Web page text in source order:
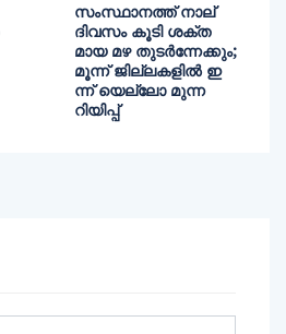
സംസ്ഥാനത്ത് നാല്
ദിവസം കൂടി ശക്ത
മായ മഴ തുടര്‍ന്നേക്കും;
മൂന്ന് ജില്ലകളില്‍ ഇ
ന്ന് യെല്ലോ മുന്ന
റിയിപ്പ്